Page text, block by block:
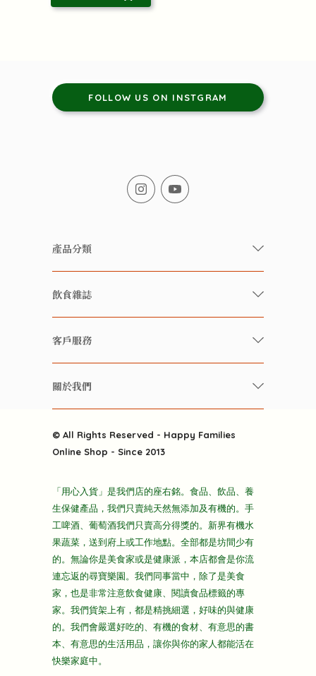
FOLLOW US ON INSTGRAM
產品分類
有機/無農藥新鮮蔬果
有機 / 無添加飲品
養生保健好東西
酒類
雜貨部
折上折大特價
主頁
飲食雜誌
快樂家庭 飲食雜誌
雲南搜食記
粒粒皆辛苦
快樂電視台
客戶服務
常見問題
關於我們
送貨
隱私政策
© All Rights Reserved - Happy Families
Online Shop - Since 2013
「用心入貨」是我們店的座右銘。食品、飲品、養
生保健產品，我們只賣純天然無添加及有機的。手
工啤酒、葡萄酒我們只賣高分得獎的。新界有機水
果蔬菜，送到府上或工作地點。全部都是坊間少有
的。無論你是美食家或是健康派，本店都會是你流
連忘返的尋寶樂園。我們同事當中，除了是美食
家，也是非常注意飲食健康、閱讀食品標籤的專
家。我們貨架上有，都是精挑細選，好味的與健康
的。我們會嚴選好吃的、有機的食材、有意思的書
本、有意思的生活用品，讓你與你的家人都能活在
快樂家庭中。